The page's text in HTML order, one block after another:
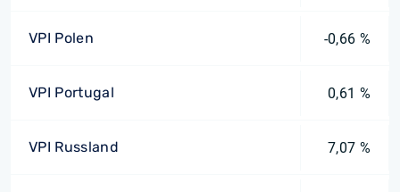
VPI Polen -0,66 %
VPI Portugal 0,61 %
VPI Russland 7,07 %